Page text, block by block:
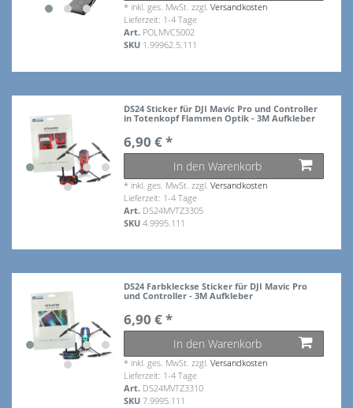
* inkl. ges. MwSt. zzgl.Versandkosten
Lieferzeit: 1-4 Tage
Art. POLMVC5002
SKU 1.99962.5.111
DS24 Sticker für DJI Mavic Pro und Controller
in Totenkopf Flammen Optik - 3M Aufkleber
6,90 € *
In den Warenkorb
* inkl. ges. MwSt. zzgl.Versandkosten
Lieferzeit: 1-4 Tage
Art. DS24MVTZ3305
SKU4.9995.111
DS24 Farbkleckse Sticker für DJI Mavic Pro
und Controller - 3M Aufkleber
6,90 € *
In den Warenkorb
* inkl. ges. MwSt. zzgl.Versandkosten
Lieferzeit: 1-4 Tage
Art. DS24MVTZ3310
SKU7.9995.111